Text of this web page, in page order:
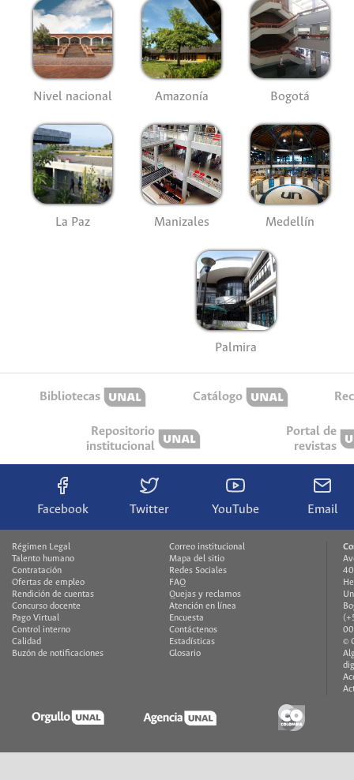
Nivel nacional Amazonía Bogotá
La Paz Manizales Medellín
Palmira
Bibliotecas Catálogo
Repositorio
institucional
Portal de
revistas
Facebook Twitter YouTube Email
Régimen Legal
Talento humano
Contratación
Ofertas de empleo
Rendición de cuentas
Concurso docente
Pago Virtual
Control interno
Calidad
Buzón de notificaciones
Correo institucional
Mapa del sitio
Redes Sociales
FAQ
Quejas y reclamos
Atención en línea
Encuesta
Contáctenos
Estadísticas
Glosario
©